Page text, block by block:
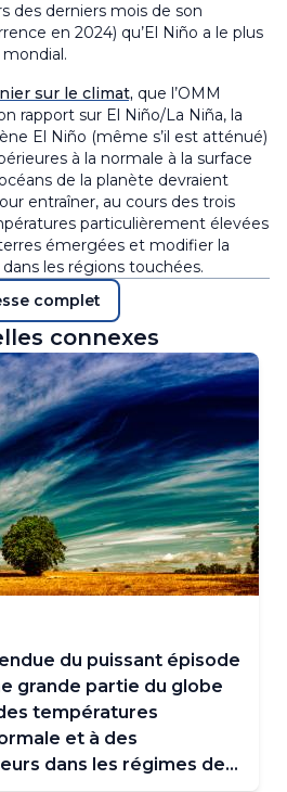
des derniers mois de son
en 2024) qu’El Niño a le plus
sur le climat, que l’OMM
rapport sur El Niño/La Niña, la
El Niño (même s’il est atténué)
à la normale à la surface
de la planète devraient
entraîner, au cours des trois
particulièrement élevées
émergées et modifier la
les régions touchées.
complet
connexes
du puissant épisode
grande partie du globe
températures
et à des
dans les régimes de